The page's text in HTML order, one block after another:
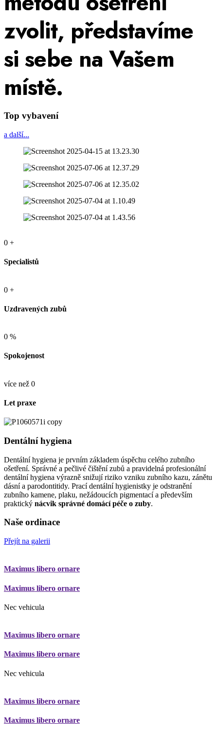
zvolit, představíme
si sebe na Vašem
místě.
Top vybavení
a další...
0 +
Specialistů
0 +
Uzdravených zubů
0 %
Spokojenost
více než 0
Let praxe
Dentální hygiena
Dentální hygiena je prvním základem úspěchu celého zubního
ošetření. Správné a pečlivé čištění zubů a pravidelná profesionální
dentální hygiena výrazně snižují riziko vzniku zubního kazu, zánětu
dásní a parodontitidy. Prací dentální hygienistky je odstranění
zubního kamene, plaku, nežádoucích pigmentací a především
praktický nácvik správné domácí péče o zuby.
Naše ordinace
Přejít na galerii
Maximus libero ornare
Maximus libero ornare
Nec vehicula
Maximus libero ornare
Maximus libero ornare
Nec vehicula
Maximus libero ornare
Maximus libero ornare